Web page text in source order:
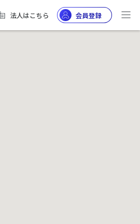
法人はこちら 会員登録